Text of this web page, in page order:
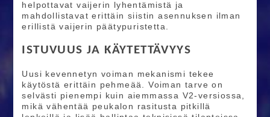
helpottavat vaijerin lyhentämistä ja
mahdollistavat erittäin siistin asennuksen ilman
erillistä vaijerin päätypuristetta.
ISTUVUUS JA KÄYTETTÄVYYS
Uusi kevennetyn voiman mekanismi tekee
käytöstä erittäin pehmeää. Voiman tarve on
selvästi pienempi kuin aiemmassa V2-versiossa,
mikä vähentää peukalon rasitusta pitkillä